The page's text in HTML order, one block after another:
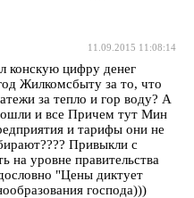
11.09.2015 11:08:14
конскую цифру денег
Жилкомсбыту за то, что
за тепло и гор воду? А
и все Причем тут Мин
и тарифы они не
Привыкли с
на уровне правительства
"Цены диктует
господа)))